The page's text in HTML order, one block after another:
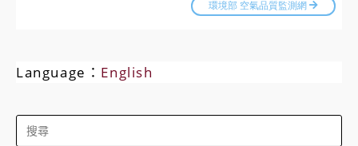
Language： English
Search